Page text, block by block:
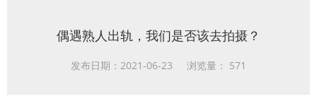
偶遇熟人出轨，我们是否该去拍摄？
发布日期：2021-06-23 浏览量： 571